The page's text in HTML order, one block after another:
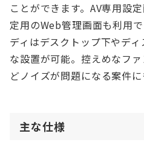
ことができます。AV専用設
定用のWeb管理画面も利用
ディはデスクトップ下やデ
な設置が可能。控えめなフ
どノイズが問題になる案件に
主な仕様